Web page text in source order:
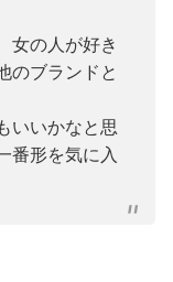
女の人が好き
のブランドと
いいかなと思
番形を気に入